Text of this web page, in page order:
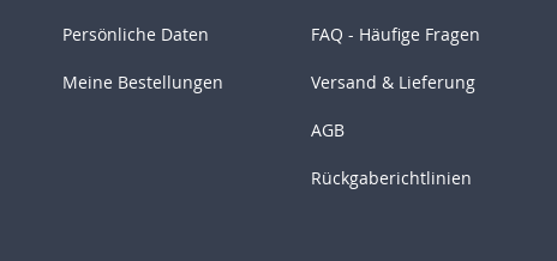
Persönliche Daten
Meine Bestellungen
FAQ - Häufige Fragen
Versand & Lieferung
AGB
Rückgaberichtlinien